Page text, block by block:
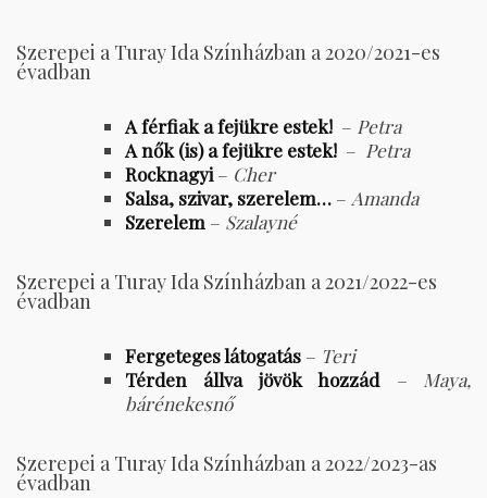
Szerepei a Turay Ida Színházban a 2020/2021-es
évadban
A férfiak a fejükre estek! – Petra
A nők (is) a fejükre estek! – Petra
Rocknagyi – Cher
Salsa, szivar, szerelem… – Amanda
Szerelem – Szalayné
Szerepei a Turay Ida Színházban a 2021/2022-es
évadban
Fergeteges látogatás – Teri
Térden állva jövök hozzád – Maya,
bárénekesnő
Szerepei a Turay Ida Színházban a 2022/2023-as
évadban